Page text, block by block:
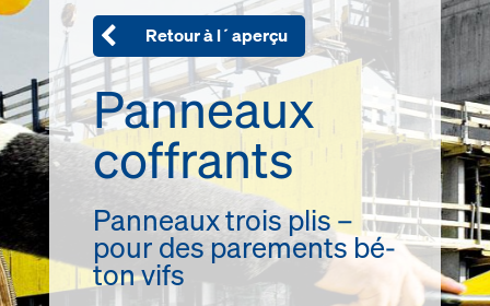
Retour à l´aperçu
Pan­neaux
cof­f­rants
Pan­neaux trois plis –
pour des pa­re­ments bé­
ton vifs